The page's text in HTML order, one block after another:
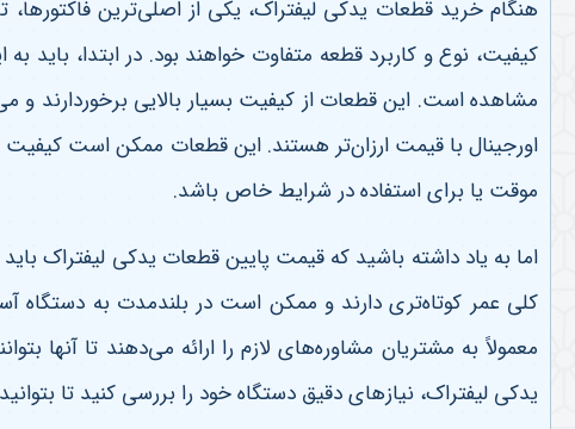
هنگام خرید قطعات یدکی لیفتراک، یکی از اصلی‌ترین
کیفیت، نوع و کاربرد قطعه متفاوت خواهند بود. در ابتدا، باید
مشاهده است. این قطعات از کیفیت بسیار بالایی برخوردارند و
اورجینال با قیمت ارزان‌تر هستند. این قطعات ممکن است کیفیت
موقت یا برای استفاده در شرایط خاص باشد.
اما به یاد داشته باشید که قیمت پایین قطعات یدکی لیفتراک
کلی عمر کوتاه‌تری دارند و ممکن است در بلندمدت به دستگاه
معمولاً به مشتریان مشاوره‌های لازم را ارائه می‌دهند تا
یدکی لیفتراک، نیازهای دقیق دستگاه خود را بررسی کنید تا